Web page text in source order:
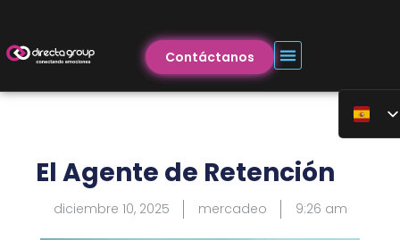
Contáctanos
El Agente de Retención
diciembre 10, 2025 mercadeo 9:26 am